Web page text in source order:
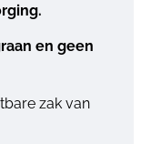
en geen
zak van